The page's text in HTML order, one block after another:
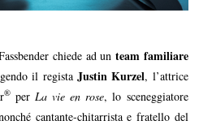
chiede ad un team familiare
il regista Justin Kurzel, l’attrice
®per La vie en rose, lo sceneggiatore
cantante-chitarrista e fratello del